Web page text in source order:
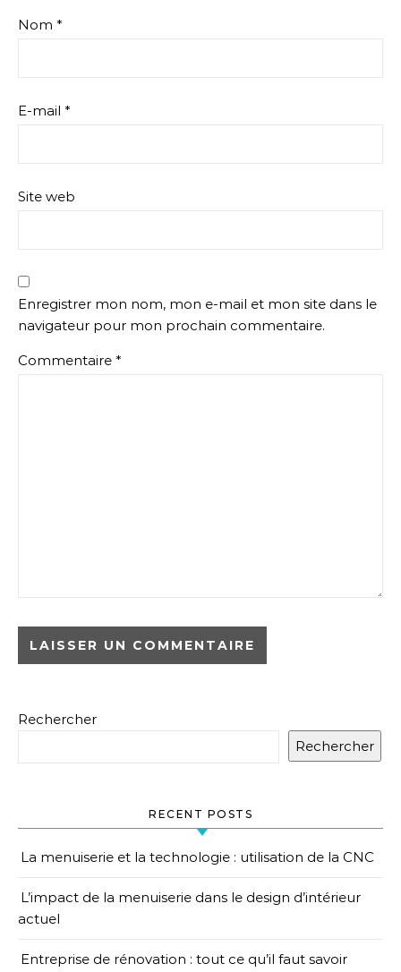
Nom *
E-mail *
Site web
Enregistrer mon nom, mon e-mail et mon site dans le
navigateur pour mon prochain commentaire.
Commentaire *
Rechercher
Rechercher
RECENT POSTS
La menuiserie et la technologie : utilisation de la CNC
L’impact de la menuiserie dans le design d’intérieur
actuel
Entreprise de rénovation : tout ce qu’il faut savoir